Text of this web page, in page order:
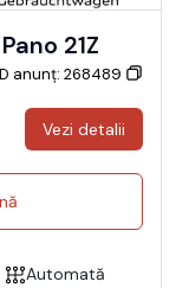
21Z
anunț: 268489
Vezi detalii
Automată